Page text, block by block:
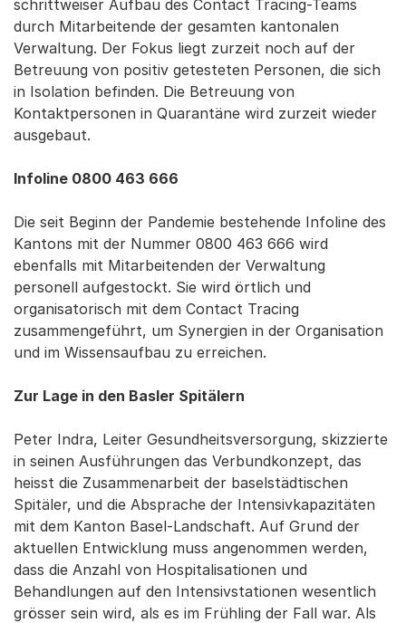
schrittweiser Aufbau des Contact Tracing-Teams
durch Mitarbeitende der gesamten kantonalen
Verwaltung. Der Fokus liegt zurzeit noch auf der
Betreuung von positiv getesteten Personen, die sich
in Isolation befinden. Die Betreuung von
Kontaktpersonen in Quarantäne wird zurzeit wieder
ausgebaut.
Infoline 0800 463 666
Die seit Beginn der Pandemie bestehende Infoline des
Kantons mit der Nummer 0800 463 666 wird
ebenfalls mit Mitarbeitenden der Verwaltung
personell aufgestockt. Sie wird örtlich und
organisatorisch mit dem Contact Tracing
zusammengeführt, um Synergien in der Organisation
und im Wissensaufbau zu erreichen.
Zur Lage in den Basler Spitälern
Peter Indra, Leiter Gesundheitsversorgung, skizzierte
in seinen Ausführungen das Verbundkonzept, das
heisst die Zusammenarbeit der baselstädtischen
Spitäler, und die Absprache der Intensivkapazitäten
mit dem Kanton Basel-Landschaft. Auf Grund der
aktuellen Entwicklung muss angenommen werden,
dass die Anzahl von Hospitalisationen und
Behandlungen auf den Intensivstationen wesentlich
grösser sein wird, als es im Frühling der Fall war. Als